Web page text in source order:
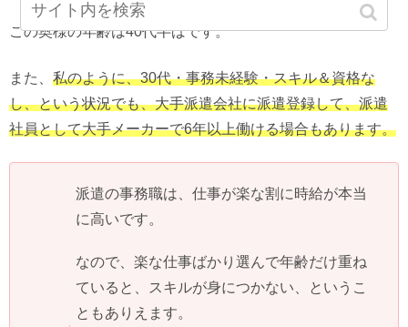
この奥様の年齢は40代半ばです。
また、 私のように、30代・事務未経験・スキル＆資格な
し、という状況でも、大手派遣会社に派遣登録して、派遣
社員として大手メーカーで6年以上働ける場合もあります。
派遣の事務職は、仕事が楽な割に時給が本当
に高いです。
なので、楽な仕事ばかり選んで年齢だけ重ね
ていると、スキルが身につかない、というこ
ともありえます。